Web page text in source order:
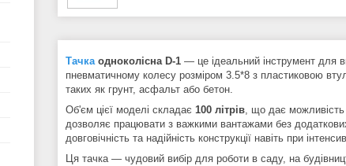
Тачкаодноколісна D-1 — це ідеальний інструмент для
пневматичному колесу розміром 3.5*8 з пластиковою
таких як грунт, асфальт або бетон.
Об'єм цієї моделі складає 100 літрів, що дає можливість
дозволяє працювати з важкими вантажами без
довговічність та надійність конструкції навіть при
Ця тачка — чудовий вибір для роботи в саду, на